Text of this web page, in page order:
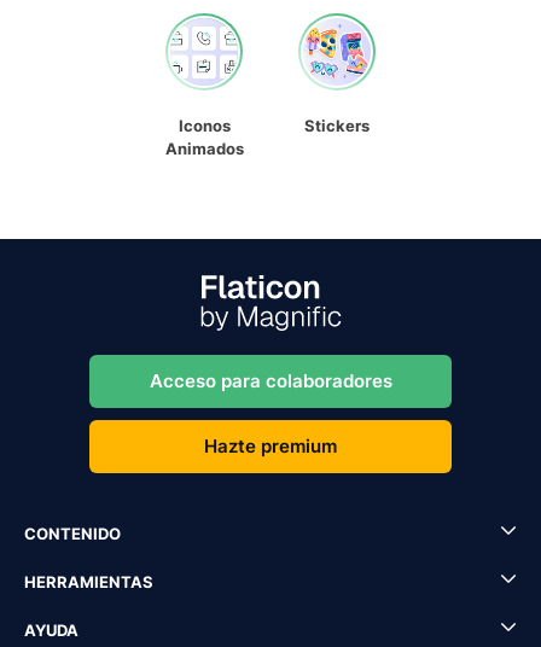
Iconos
Animados
Stickers
Acceso para colaboradores
Hazte premium
CONTENIDO
HERRAMIENTAS
AYUDA